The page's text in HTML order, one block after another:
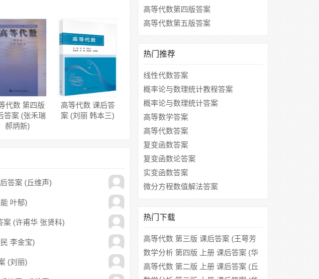
代数 第四版
答案 (张禾瑞
郝炳新)
高等代数 课后答
案 (刘丽 韩本三)
答案 (丘维声)
叶郁)
案 (许甫华 张贤科)
李金宝)
(刘丽)
高等代数第四版答案
高等代数第五版答案
热门推荐
线性代数答案
概率论与数理统计教程答案
概率论与数理统计答案
高等数学答案
高等代数答案
复变函数答案
复变函数论答案
实变函数答案
微分方程数值解法答案
热门下载
高等代数 第三版 课后答案 (王萼芳
石生明)
数学分析 第四版 上册 课后答案 (华
东师范大学数学系)
高等代数 第二版 上册 课后答案 (丘